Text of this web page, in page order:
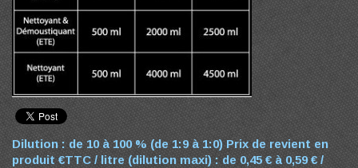
Dilution : de 10 à 100 % (de 1:9 à 1:0) Prix de revient en
produit €TTC / litre (dilution maxi) : de 0,45 € à 0,59 € /